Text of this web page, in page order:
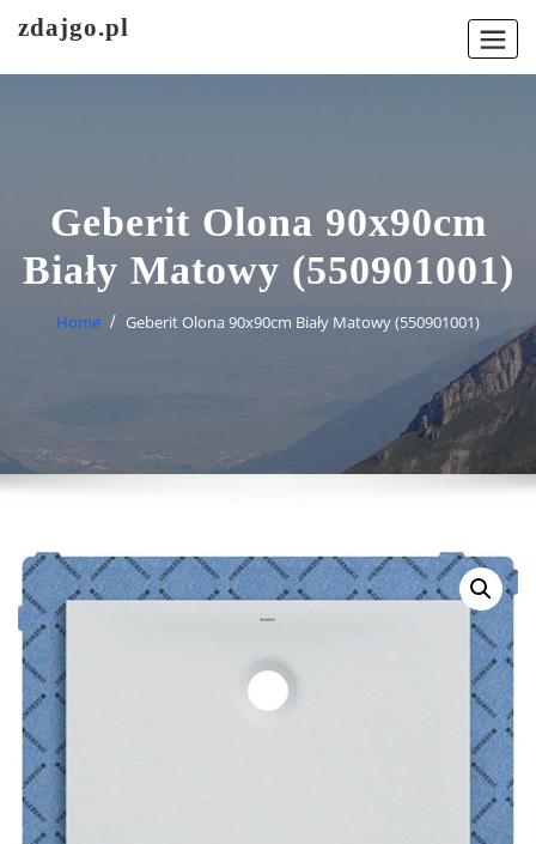
zdajgo.pl
Geberit Olona 90x90cm
Biały Matowy (550901001)
Home Geberit Olona 90x90cm Biały Matowy (550901001)